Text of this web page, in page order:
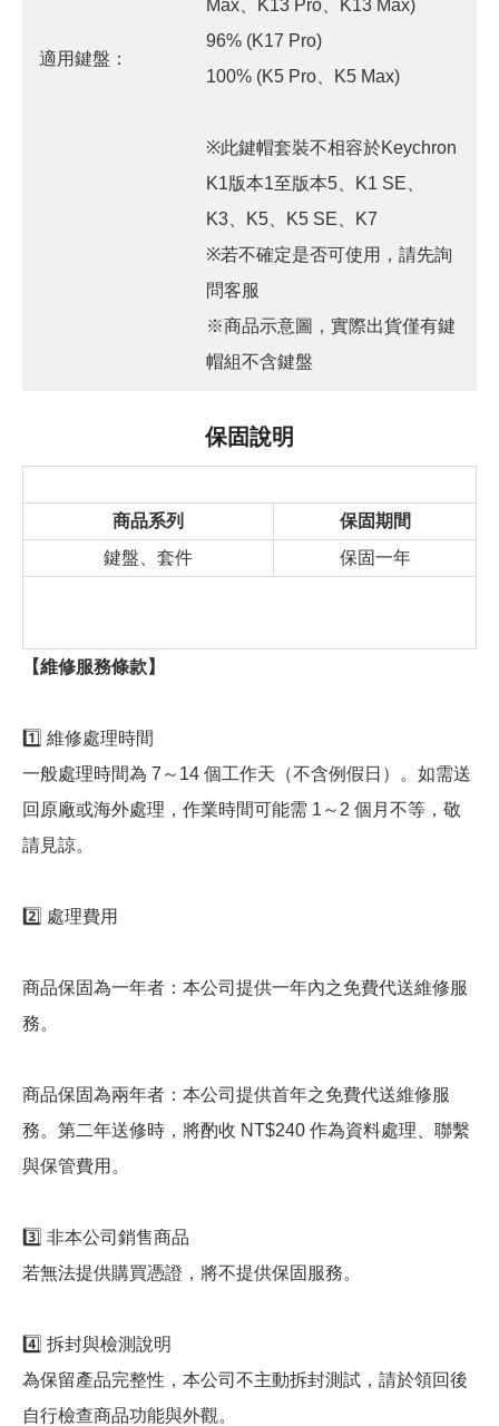
適用鍵盤：
Max、K13 Pro、K13 Max)
96% (K17 Pro)
100% (K5 Pro、K5 Max)
※此鍵帽套裝不相容於Keychron
K1版本1至版本5、K1 SE、
K3、K5、K5 SE、K7
※若不確定是否可使用，請先詢
問客服
※商品示意圖，實際出貨僅有鍵
帽組不含鍵盤
保固說明
商品系列
保固期間
鍵盤、套件
保固一年
【維修服務條款】
1️⃣ 維修處理時間
一般處理時間為 7～14 個工作天（不含例假日）。如需送
回原廠或海外處理，作業時間可能需 1～2 個月不等，敬
請見諒。
2️⃣ 處理費用
商品保固為一年者：本公司提供一年內之免費代送維修服
務。
商品保固為兩年者：本公司提供首年之免費代送維修服
務。第二年送修時，將酌收 NT$240 作為資料處理、聯繫
與保管費用。
3️⃣ 非本公司銷售商品
若無法提供購買憑證，將不提供保固服務。
4️⃣ 拆封與檢測說明
為保留產品完整性，本公司不主動拆封測試，請於領回後
自行檢查商品功能與外觀。